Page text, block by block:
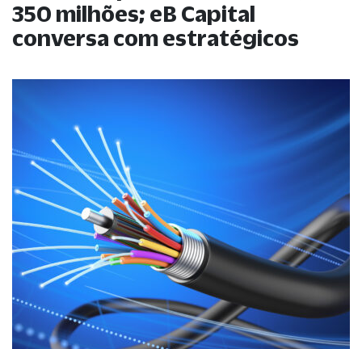
350 milhões; eB Capital
conversa com estratégicos